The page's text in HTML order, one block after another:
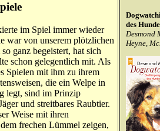
im Spiel immer wieder
war von unserem plötzlichen
ganz begeistert, hat sich
schon gelegentlich mit. Als
Spielen mit ihm zu ihrem
die ein Welpe in
legt, sind im Prinzip
und streitbares Raubtier.
Weise mit ihren
frechen Lümmel zeigen,
des
Desmond
Heyne,